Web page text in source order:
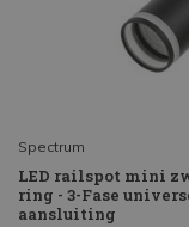
Spectrum
LED railspot mini
ring - 3-Fase
aansluiting